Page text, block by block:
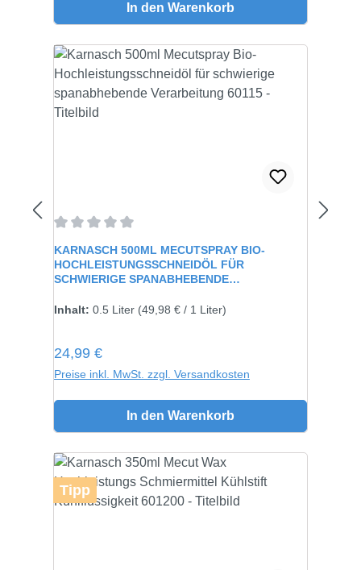
In den Warenkorb
KARNASCH 500ML MECUTSPRAY BIO-
HOCHLEISTUNGSSCHNEIDÖL FÜR
SCHWIERIGE SPANABHEBENDE
Inhalt: 0.5 Liter (49,98 € / 1 Liter)
Regulärer Preis:
24,99 €
Preise inkl. MwSt. zzgl. Versandkosten
In den Warenkorb
Tipp